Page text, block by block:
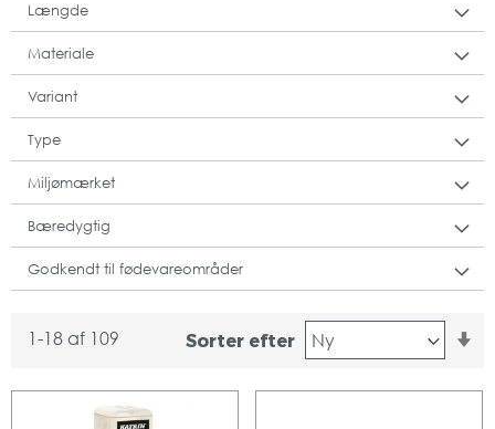
1-18 af 109 Sorter efter
Længde
Materiale
Variant
Type
Miljømærket
Bæredygtig
Godkendt til fødevareområder